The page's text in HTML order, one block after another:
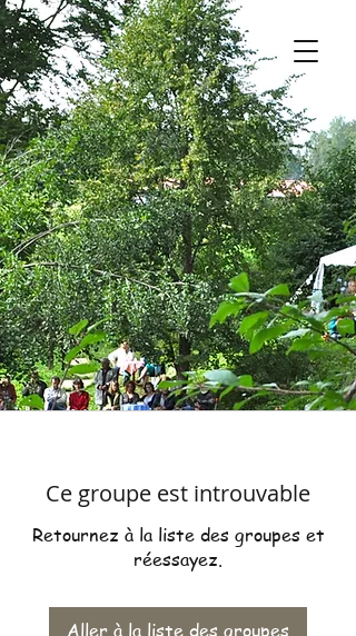
Ce groupe est introuvable
Retournez à la liste des groupes et
réessayez.
Aller à la liste des groupes